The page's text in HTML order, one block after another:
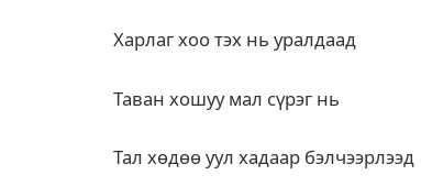
Харлаг хоо тэх нь уралдаад
Таван хошуу мал сүрэг нь
Тал хөдөө уул хадаар бэлчээрлээд